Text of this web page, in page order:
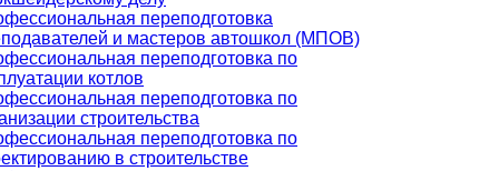
переподготовка
и мастеров автошкол (МПОВ)
переподготовка по
котлов
переподготовка по
строительства
переподготовка по
в строительстве